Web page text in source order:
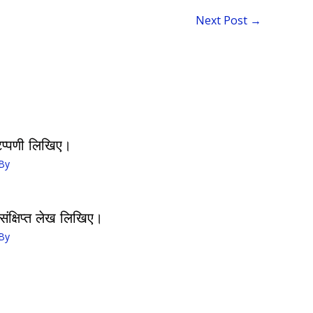
Next Post →
लिखिए।
लेख लिखिए।